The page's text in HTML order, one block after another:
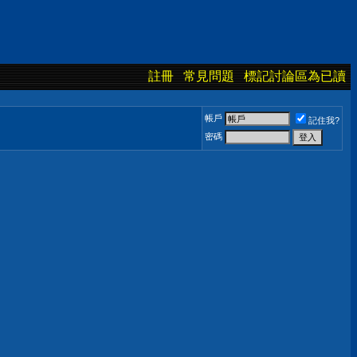
註冊 常見問題 標記討論區為已讀
帳戶
記住我?
密碼